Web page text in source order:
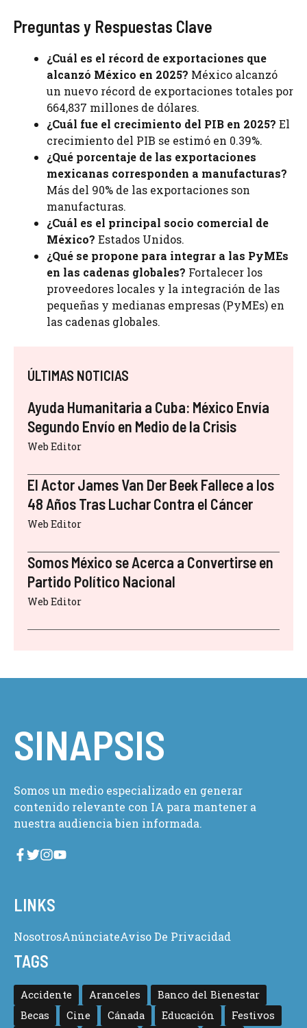
Preguntas y Respuestas Clave
¿Cuál es el récord de exportaciones que
alcanzó México en 2025? México alcanzó
un nuevo récord de exportaciones totales por
664,837 millones de dólares.
¿Cuál fue el crecimiento del PIB en 2025? El
crecimiento del PIB se estimó en 0.39%.
¿Qué porcentaje de las exportaciones
mexicanas corresponden a manufacturas?
Más del 90% de las exportaciones son
manufacturas.
¿Cuál es el principal socio comercial de
México? Estados Unidos.
¿Qué se propone para integrar a las PyMEs
en las cadenas globales? Fortalecer los
proveedores locales y la integración de las
pequeñas y medianas empresas (PyMEs) en
las cadenas globales.
ÚLTIMAS NOTICIAS
Ayuda Humanitaria a Cuba: México Envía
Segundo Envío en Medio de la Crisis
Web Editor
El Actor James Van Der Beek Fallece a los
48 Años Tras Luchar Contra el Cáncer
Web Editor
Somos México se Acerca a Convertirse en
Partido Político Nacional
Web Editor
SINAPSIS
Somos un medio especializado en generar
contenido relevante con IA para mantener a
nuestra audiencia bien informada.
LINKS
NosotrosAnúnciateAviso De Privacidad
TAGS
Accidente Aranceles
Banco del Bienestar
Becas
Cine Cánada Educación Festivos